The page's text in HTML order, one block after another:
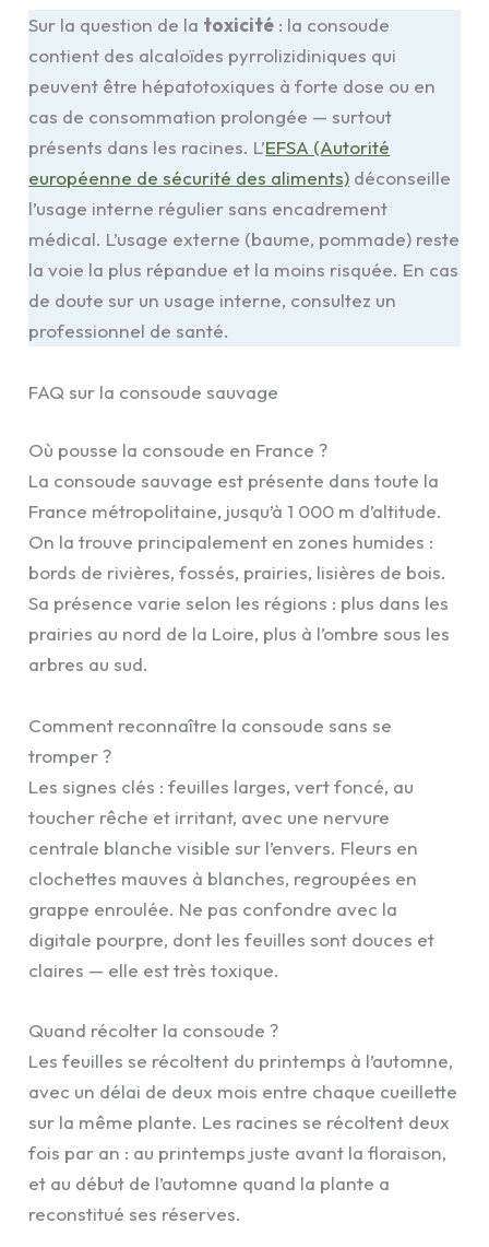
Sur la question de la toxicité : la consoude
contient des alcaloïdes pyrrolizidiniques qui
peuvent être hépatotoxiques à forte dose ou en
cas de consommation prolongée — surtout
présents dans les racines. L’EFSA (Autorité
européenne de sécurité des aliments) déconseille
l’usage interne régulier sans encadrement
médical. L’usage externe (baume, pommade) reste
la voie la plus répandue et la moins risquée. En cas
de doute sur un usage interne, consultez un
professionnel de santé.
FAQ sur la consoude sauvage
Où pousse la consoude en France ?
La consoude sauvage est présente dans toute la
France métropolitaine, jusqu’à 1 000 m d’altitude.
On la trouve principalement en zones humides :
bords de rivières, fossés, prairies, lisières de bois.
Sa présence varie selon les régions : plus dans les
prairies au nord de la Loire, plus à l’ombre sous les
arbres au sud.
Comment reconnaître la consoude sans se
tromper ?
Les signes clés : feuilles larges, vert foncé, au
toucher rêche et irritant, avec une nervure
centrale blanche visible sur l’envers. Fleurs en
clochettes mauves à blanches, regroupées en
grappe enroulée. Ne pas confondre avec la
digitale pourpre, dont les feuilles sont douces et
claires — elle est très toxique.
Quand récolter la consoude ?
Les feuilles se récoltent du printemps à l’automne,
avec un délai de deux mois entre chaque cueillette
sur la même plante. Les racines se récoltent deux
fois par an : au printemps juste avant la floraison,
et au début de l’automne quand la plante a
reconstitué ses réserves.